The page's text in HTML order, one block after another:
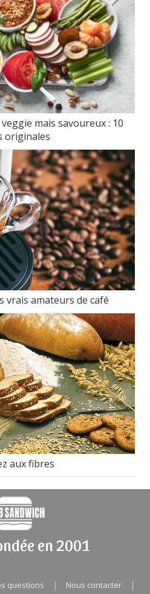
mais savoureux : 10
originales
vrais amateurs de café
aux fibres
en 2001
questions | Nous contacter |